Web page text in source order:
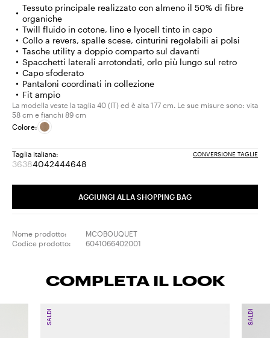
Tessuto principale realizzato con almeno il 50% di fibre
organiche
Twill fluido in cotone, lino e lyocell tinto in capo
Collo a revers, spalle scese, cinturini regolabili ai polsi
Tasche utility a doppio comparto sul davanti
Spacchetti laterali arrotondati, orlo più lungo sul retro
Capo sfoderato
Pantaloni coordinati in collezione
Fit ampio
La modella veste la taglia 40 (IT) ed è alta 177 cm. Le sue misure sono: vita
58 cm e fianchi 89 cm
Colore:
Taglia italiana: CONVERSIONE TAGLIE
36Taglia:
38Taglia:
40Taglia:
42Taglia:
44Taglia:
46Taglia:
48Taglia:
AGGIUNGI ALLA SHOPPING BAG
Nome prodotto:
MCOBOUQUET
Codice prodotto:
6041066402001
COMPLETA IL LOOK
SALDI SALDI